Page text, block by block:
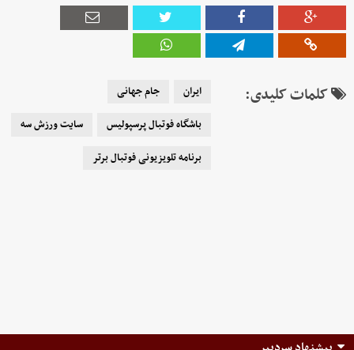
کلمات کلیدی: ایران
جام جهانی
باشگاه فوتبال پرسپولیس
سایت ورزش سه
برنامه تلویزیونی فوتبال برتر